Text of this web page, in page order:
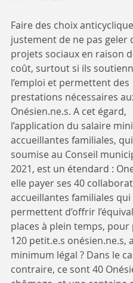
Faire des choix
justement de ne pas geler
projets sociaux en raison
coût, surtout si ils
l’emploi et permettent des
prestations nécessaires
Onésien.ne.s. A cet égard,
l’application du salaire
accueillantes familiales,
soumise au Conseil
2021, est un étendard :
elle payer ses 40
accueillantes familiales qui
permettent d’offrir
places à plein temps, pour
120 petit.e.s onésien.ne.s,
minimum légal ? Dans le
contraire, ce sont 40